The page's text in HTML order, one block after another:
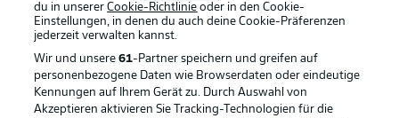
du in unsererCookie-Richtlinie oder in den Cookie-
Einstellungen, in denen du auch deine Cookie-Präferenzen
jederzeit verwalten kannst.
Wir und unsere61-Partner speichern und greifen auf
personenbezogene Daten wie Browserdaten oder eindeutige
Kennungen auf Ihrem Gerät zu. Durch Auswahl von
Akzeptieren aktivieren Sie Tracking-Technologien für die